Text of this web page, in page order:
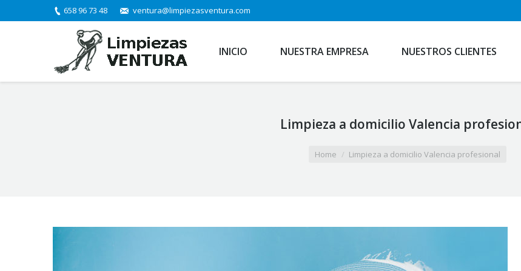
658 96 73 48 ventura@limpiezasventura.com
INICIO NUESTRA EMPRESA NUESTROS CLIENTES
Limpieza a domicilio Valencia
Home Limpieza a domicilio Valencia profesional